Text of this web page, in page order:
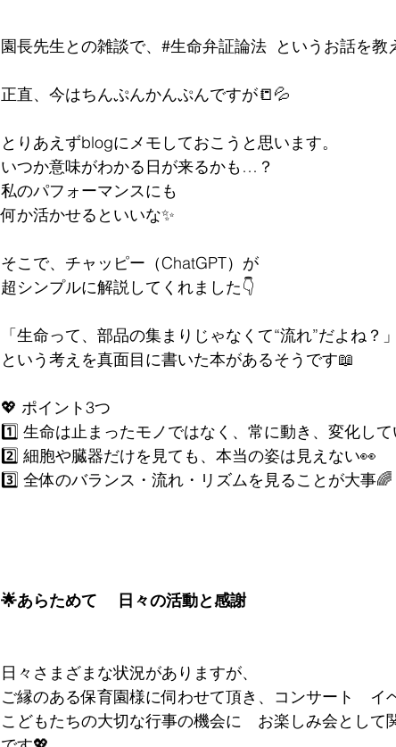
園長先生との雑談で、#生命弁証論法  というお話を教
正直、今はちんぷんかんぷんですが📒💦
とりあえずblogにメモしておこうと思います。
いつか意味がわかる日が来るかも…？
私のパフォーマンスにも
何か活かせるといいな✨
そこで、チャッピー（ChatGPT）が
超シンプルに解説してくれました👇
「生命って、部品の集まりじゃなくて“流れ”だよね？」
という考えを真面目に書いた本があるそうです📖
💖 ポイント3つ
1️⃣ 生命は止まったモノではなく、常に動き、変化して
2️⃣ 細胞や臓器だけを見ても、本当の姿は見えない👀
3️⃣ 全体のバランス・流れ・リズムを見ることが大事🌈
🌟あらためて　 日々の活動と感謝
日々さまざまな状況がありますが、
ご縁のある保育園様に伺わせて頂き、コンサート　イ
こどもたちの大切な行事の機会に　お楽しみ会とし